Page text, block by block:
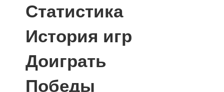
Статистика
История игр
Доиграть
Победы